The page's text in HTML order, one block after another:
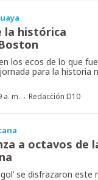
la histórica
los ecos de lo que
para la historia
a. m. · Redacción D10
a octavos de
se disfrazaron